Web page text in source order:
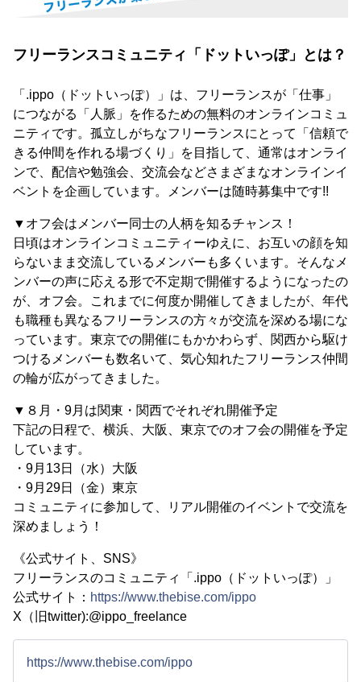
フリーランスコミュニティ「ドットいっぽ」とは？
「.ippo（ドットいっぽ）」は、フリーランスが「仕事」
につながる「人脈」を作るための無料のオンラインコミュ
ニティです。孤立しがちなフリーランスにとって「信頼で
きる仲間を作れる場づくり」を目指して、通常はオンライ
ンで、配信や勉強会、交流会などさまざまなオンラインイ
ベントを企画しています。メンバーは随時募集中です!!
▼オフ会はメンバー同士の人柄を知るチャンス！
日頃はオンラインコミュニティーゆえに、お互いの顔を知
らないまま交流しているメンバーも多くいます。そんなメ
ンバーの声に応える形で不定期で開催するようになったの
が、オフ会。これまでに何度か開催してきましたが、年代
も職種も異なるフリーランスの方々が交流を深める場にな
っています。東京での開催にもかかわらず、関西から駆け
つけるメンバーも数名いて、気心知れたフリーランス仲間
の輪が広がってきました。
▼８月・9月は関東・関西でそれぞれ開催予定
下記の日程で、横浜、大阪、東京でのオフ会の開催を予定
しています。
・9月13日（水）大阪
・9月29日（金）東京
コミュニティに参加して、リアル開催のイベントで交流を
深めましょう！
《公式サイト、SNS》
フリーランスのコミュニティ「.ippo（ドットいっぽ）」
公式サイト： https://www.thebise.com/ippo
X（旧twitter):@ippo_freelance
https://www.thebise.com/ippo